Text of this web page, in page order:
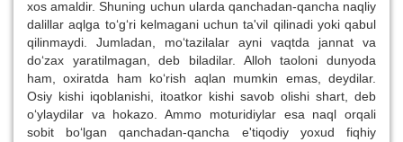
xos amaldir. Shuning uchun ularda qanchadan-qancha naqliy
dalillar aqlga to‘g‘ri kelmagani uchun ta'vil qilinadi yoki qabul
qilinmaydi. Jumladan, mo‘tazilalar ayni vaqtda jannat va
do‘zax yaratilmagan, deb biladilar. Alloh taoloni dunyoda
ham, oxiratda ham ko‘rish aqlan mumkin emas, deydilar.
Osiy kishi iqoblanishi, itoatkor kishi savob olishi shart, deb
o‘ylaydilar va hokazo. Ammo moturidiylar esa naql orqali
sobit bo‘lgan qanchadan-qancha e'tiqodiy yoxud fiqhiy